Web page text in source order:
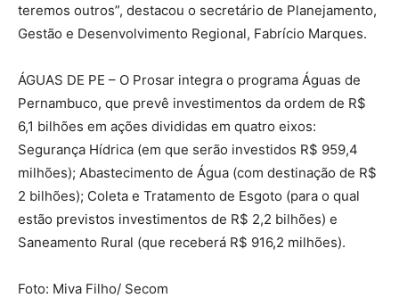
teremos outros”, destacou o secretário de Planejamento,
Gestão e Desenvolvimento Regional, Fabrício Marques.
ÁGUAS DE PE – O Prosar integra o programa Águas de
Pernambuco, que prevê investimentos da ordem de R$
6,1 bilhões em ações divididas em quatro eixos:
Segurança Hídrica (em que serão investidos R$ 959,4
milhões); Abastecimento de Água (com destinação de R$
2 bilhões); Coleta e Tratamento de Esgoto (para o qual
estão previstos investimentos de R$ 2,2 bilhões) e
Saneamento Rural (que receberá R$ 916,2 milhões).
Foto: Miva Filho/ Secom